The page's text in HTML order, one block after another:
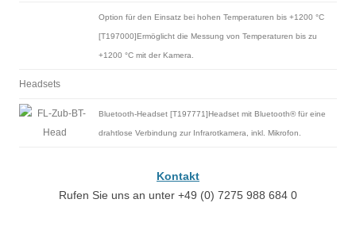
Option für den Einsatz bei hohen Temperaturen bis +1200 °C
[T197000]Ermöglicht die Messung von Temperaturen bis zu
+1200 °C mit der Kamera.
Headsets
Bluetooth-Headset [T197771]Headset mit Bluetooth® für eine
drahtlose Verbindung zur Infrarotkamera, inkl. Mikrofon.
Kontakt
Rufen Sie uns an unter +49 (0) 7275 988 684 0